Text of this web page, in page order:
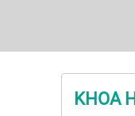
KHOA